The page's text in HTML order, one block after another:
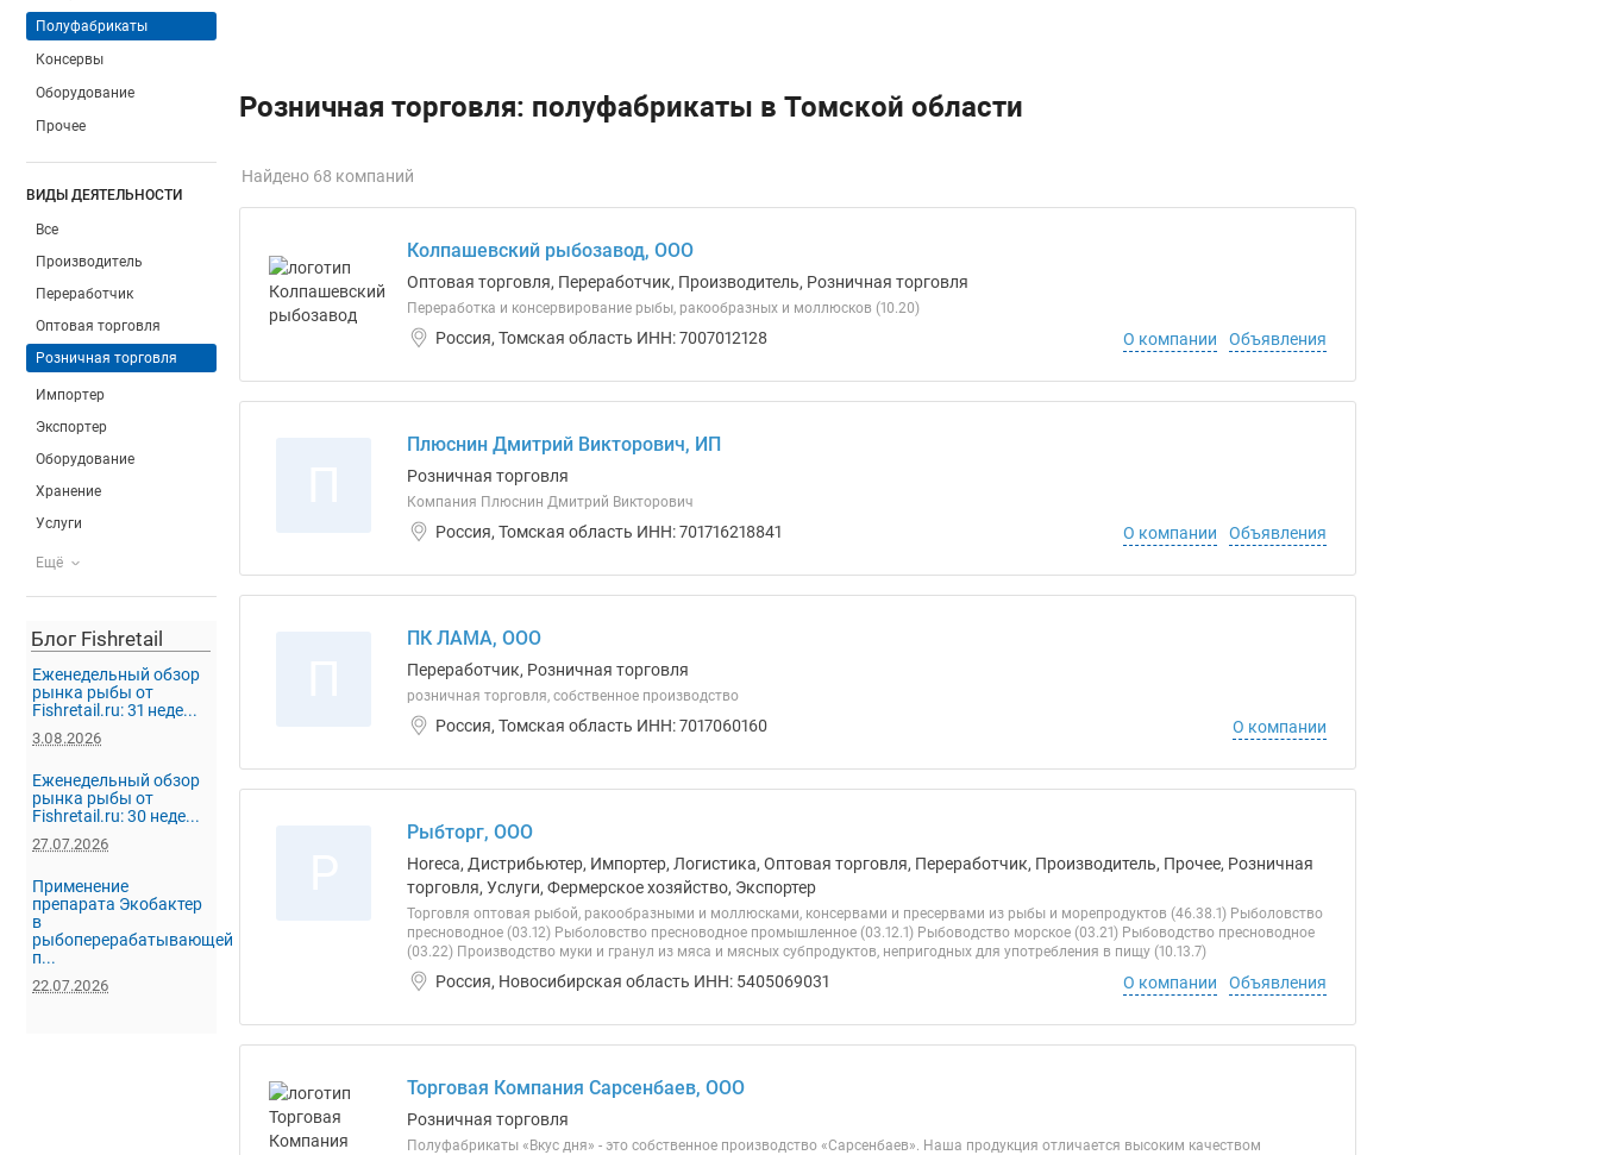
Полуфабрикаты
Консервы
Оборудование
Прочее
ВИДЫ ДЕЯТЕЛЬНОСТИ
Все
Производитель
Переработчик
Оптовая торговля
Розничная торговля
Импортер
Экспортер
Оборудование
Хранение
Услуги
Ещё
Блог Fishretail
Еженедельный обзор
рынка рыбы от
Fishretail.ru: 31 неде...
3.08.2026
Еженедельный обзор
рынка рыбы от
Fishretail.ru: 30 неде...
27.07.2026
Применение
препарата Экобактер
в
рыбоперерабатывающей
п...
22.07.2026
Розничная торговля: полуфабрикаты в Томской области
Найдено 68 компаний
Колпашевский рыбозавод, ООО
Оптовая торговля, Переработчик, Производитель, Розничная торговля
Переработка и консервирование рыбы, ракообразных и моллюсков (10.20)
Россия, Томская область ИНН: 7007012128 О компании Объявления
Плюснин Дмитрий Викторович, ИП
Розничная торговля
Компания Плюснин Дмитрий Викторович
Россия, Томская область ИНН: 701716218841 О компании Объявления
ПК ЛАМА, ООО
Переработчик, Розничная торговля
розничная торговля, собственное производство
Россия, Томская область ИНН: 7017060160 О компании
Рыбторг, ООО
Horeca, Дистрибьютер, Импортер, Логистика, Оптовая торговля, Переработчик, Производитель, Прочее, Розничная
торговля, Услуги, Фермерское хозяйство, Экспортер
Торговля оптовая рыбой, ракообразными и моллюсками, консервами и пресервами из рыбы и морепродуктов (46.38.1) Рыболовство
пресноводное (03.12) Рыболовство пресноводное промышленное (03.12.1) Рыбоводство морское (03.21) Рыбоводство пресноводное
(03.22) Производство муки и гранул из мяса и мясных субпродуктов, непригодных для употребления в пищу (10.13.7)
Россия, Новосибирская область ИНН: 5405069031 О компании Объявления
Торговая Компания Сарсенбаев, ООО
Розничная торговля
Полуфабрикаты «Вкус дня» - это собственное производство «Сарсенбаев». Наша продукция отличается высоким качеством